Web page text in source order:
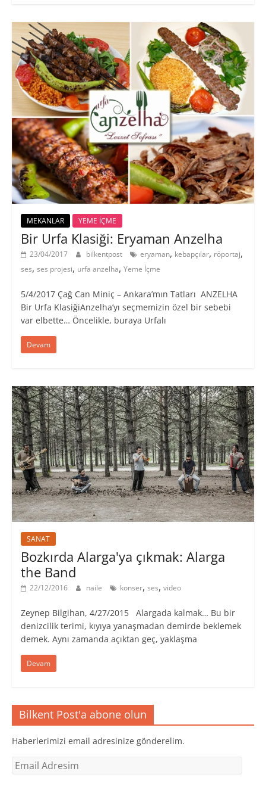
MEKANLAR YEME İÇME
Bir Urfa Klasiği: Eryaman Anzelha
23/04/2017 bilkentpost eryaman, kebapçılar, röportaj,
ses, ses projesi, urfa anzelha, Yeme İçme
5/4/2017 Çağ Can Miniç – Ankara’mın Tatları ANZELHA
Bir Urfa KlasiğiAnzelha’yı seçmemizin özel bir sebebi
var elbette… Öncelikle, buraya Urfalı
Devam
SANAT
Bozkırda Alarga'ya çıkmak: Alarga
the Band
22/12/2016 naile konser, ses, video
Zeynep Bilgihan, 4/27/2015 Alargada kalmak… Bu bir
denizcilik terimi, kıyıya yanaşmadan demirde beklemek
demek. Aynı zamanda açıktan geç, yaklaşma
Devam
Bilkent Post'a abone olun
Haberlerimizi email adresinize gönderelim.
Email